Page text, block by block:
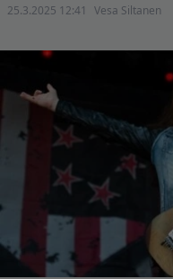
25.3.2025 12:41 Vesa Siltanen